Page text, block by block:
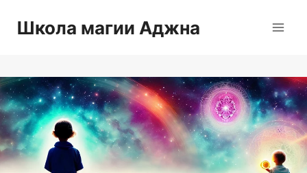
Школа магии Аджна